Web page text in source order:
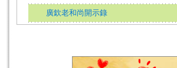
廣欽老和尚開示錄